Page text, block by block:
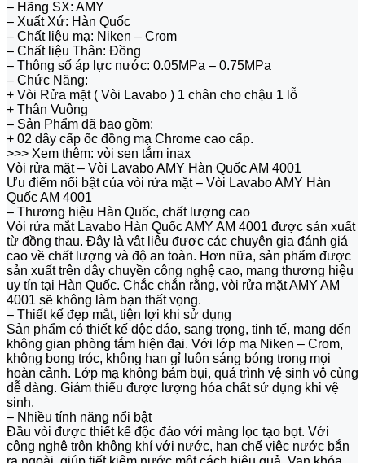
– Hãng SX: AMY
– Xuất Xứ: Hàn Quốc
– Chất liệu mạ: Niken – Crom
– Chất liệu Thân: Đồng
– Thông số áp lực nước: 0.05MPa – 0.75MPa
– Chức Năng:
+ Vòi Rửa mặt ( Vòi Lavabo ) 1 chân cho chậu 1 lỗ
+ Thân Vuông
– Sản Phẩm đã bao gồm:
+ 02 dây cấp ốc đồng mạ Chrome cao cấp.
>>> Xem thêm: vòi sen tắm inax
Vòi rửa mặt – Vòi Lavabo AMY Hàn Quốc AM 4001
Ưu điểm nổi bật của vòi rửa mặt – Vòi Lavabo AMY Hàn
Quốc AM 4001
– Thương hiệu Hàn Quốc, chất lượng cao
Vòi rửa mắt Lavabo Hàn Quốc AMY AM 4001 được sản xuất
từ đồng thau. Đây là vật liệu được các chuyên gia đánh giá
cao về chất lượng và độ an toàn. Hơn nữa, sản phẩm được
sản xuất trên dây chuyền công nghệ cao, mang thương hiệu
uy tín tại Hàn Quốc. Chắc chắn rằng, vòi rửa mặt AMY AM
4001 sẽ không làm bạn thất vọng.
– Thiết kế đẹp mắt, tiện lợi khi sử dụng
Sản phẩm có thiết kế độc đáo, sang trọng, tinh tế, mang đến
không gian phòng tắm hiện đại. Với lớp mạ Niken – Crom,
không bong tróc, không han gỉ luôn sáng bóng trong mọi
hoàn cảnh. Lớp mạ không bám bụi, quá trình vệ sinh vô cùng
dễ dàng. Giảm thiểu được lượng hóa chất sử dụng khi vệ
sinh.
– Nhiều tính năng nổi bật
Đầu vòi được thiết kế độc đáo với màng lọc tạo bọt. Với
công nghệ trộn không khí với nước, hạn chế việc nước bắn